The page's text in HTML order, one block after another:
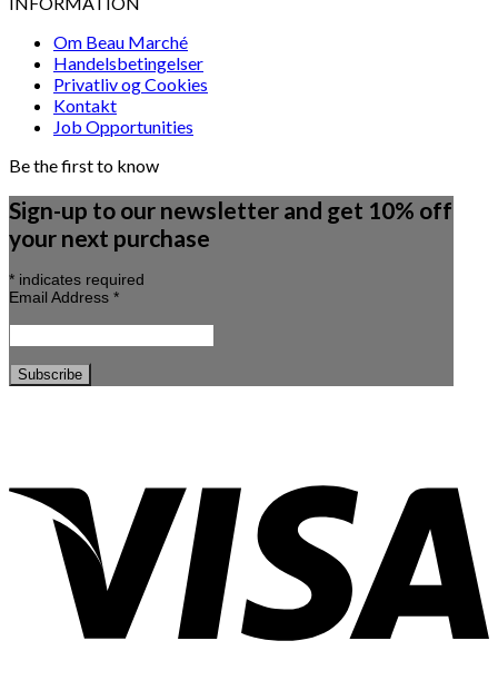
Om Beau Marché
Handelsbetingelser
Privatliv og Cookies
Kontakt
Job Opportunities
Be the first to know
Sign-up to our newsletter and get 10% off
your next purchase
* indicates required
Email Address *